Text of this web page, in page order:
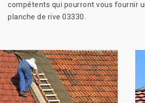
compétents qui pourront vous fournir
planche de rive 03330.